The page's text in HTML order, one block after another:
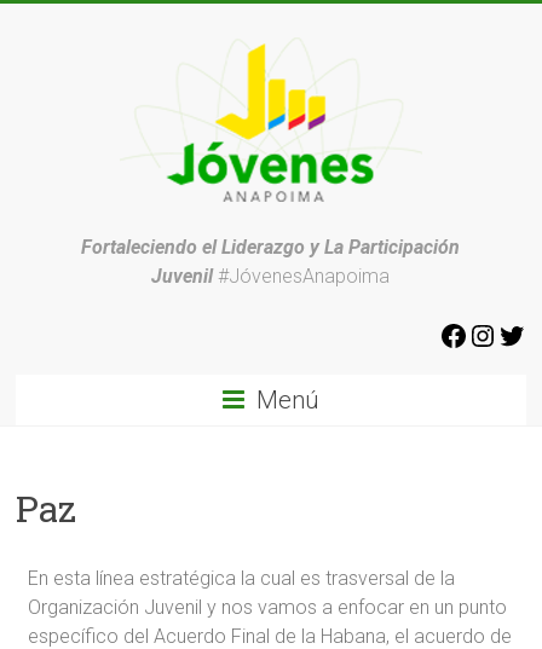
Fortaleciendo el Liderazgo y La Participación
Juvenil#JóvenesAnapoima
Menú
Paz
En esta línea estratégica la cual es trasversal de la
Organización Juvenil y nos vamos a enfocar en un punto
específico del Acuerdo Final de la Habana, el acuerdo de